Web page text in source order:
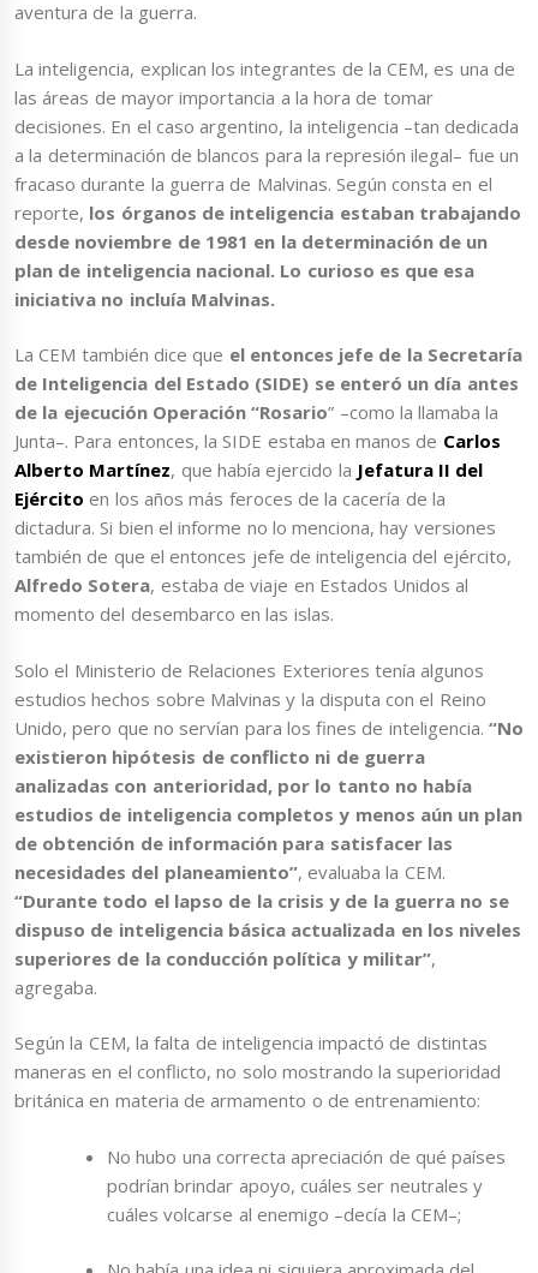
aventura de la guerra.
La inteligencia, explican los integrantes de la CEM, es una de
las áreas de mayor importancia a la hora de tomar
decisiones. En el caso argentino, la inteligencia –tan dedicada
a la determinación de blancos para la represión ilegal– fue un
fracaso durante la guerra de Malvinas. Según consta en el
reporte, los órganos de inteligencia estaban trabajando
desde noviembre de 1981 en la determinación de un
plan de inteligencia nacional. Lo curioso es que esa
iniciativa no incluía Malvinas.
La CEM también dice que el entonces jefe de la Secretaría
de Inteligencia del Estado (SIDE) se enteró un día antes
de la ejecución Operación “Rosario” –como la llamaba la
Junta–. Para entonces, la SIDE estaba en manos de Carlos
Alberto Martínez, que había ejercido la Jefatura II del
Ejército en los años más feroces de la cacería de la
dictadura. Si bien el informe no lo menciona, hay versiones
también de que el entonces jefe de inteligencia del ejército,
Alfredo Sotera, estaba de viaje en Estados Unidos al
momento del desembarco en las islas.
Solo el Ministerio de Relaciones Exteriores tenía algunos
estudios hechos sobre Malvinas y la disputa con el Reino
Unido, pero que no servían para los fines de inteligencia. “No
existieron hipótesis de conflicto ni de guerra
analizadas con anterioridad, por lo tanto no había
estudios de inteligencia completos y menos aún un plan
de obtención de información para satisfacer las
necesidades del planeamiento”, evaluaba la CEM.
“Durante todo el lapso de la crisis y de la guerra no se
dispuso de inteligencia básica actualizada en los niveles
superiores de la conducción política y militar”,
agregaba.
Según la CEM, la falta de inteligencia impactó de distintas
maneras en el conflicto, no solo mostrando la superioridad
británica en materia de armamento o de entrenamiento:
No hubo una correcta apreciación de qué países
podrían brindar apoyo, cuáles ser neutrales y
cuáles volcarse al enemigo –decía la CEM–;